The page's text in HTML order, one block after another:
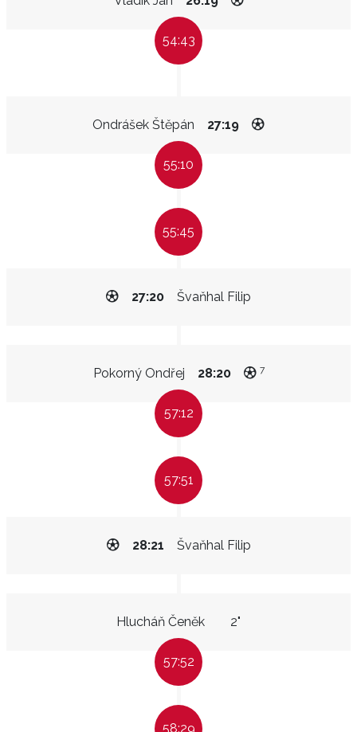
54:43
Ondrášek Štěpán 27:19
55:10
55:45
Švaňhal Filip
27:20
Pokorný Ondřej 28:20 7
57:12
57:51
Švaňhal Filip
28:21
Hlucháň Čeněk 2"
57:52
58:29